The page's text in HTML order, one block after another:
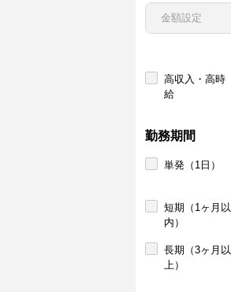
高収入・高時
給
勤務期間
単発（1日）
短期（1ヶ月以
内）
長期（3ヶ月以
上）